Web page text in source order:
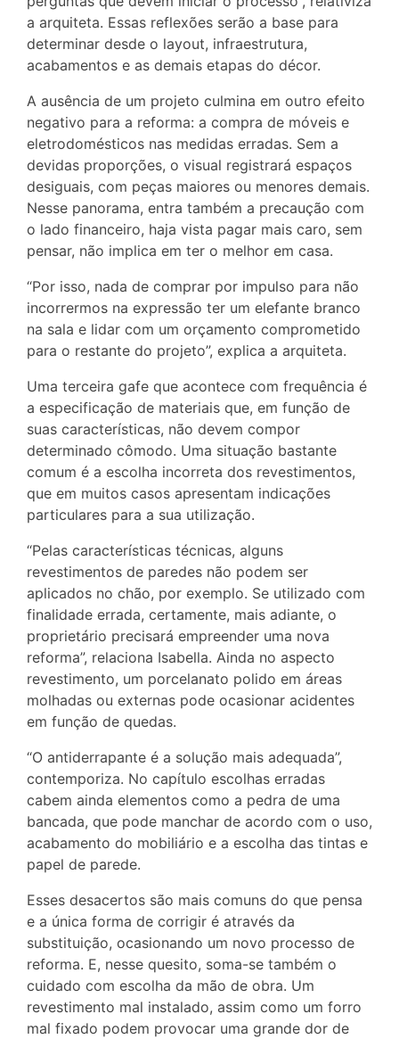
a arquiteta. Essas reflexões serão a base para
determinar desde o layout, infraestrutura,
acabamentos e as demais etapas do décor.
A ausência de um projeto culmina em outro efeito
negativo para a reforma: a compra de móveis e
eletrodomésticos nas medidas erradas. Sem a
devidas proporções, o visual registrará espaços
desiguais, com peças maiores ou menores demais.
Nesse panorama, entra também a precaução com
o lado financeiro, haja vista pagar mais caro, sem
pensar, não implica em ter o melhor em casa.
“Por isso, nada de comprar por impulso para não
incorrermos na expressão ter um elefante branco
na sala e lidar com um orçamento comprometido
para o restante do projeto”, explica a arquiteta.
Uma terceira gafe que acontece com frequência é
a especificação de materiais que, em função de
suas características, não devem compor
determinado cômodo. Uma situação bastante
comum é a escolha incorreta dos revestimentos,
que em muitos casos apresentam indicações
particulares para a sua utilização.
“Pelas características técnicas, alguns
revestimentos de paredes não podem ser
aplicados no chão, por exemplo. Se utilizado com
finalidade errada, certamente, mais adiante, o
proprietário precisará empreender uma nova
reforma”, relaciona Isabella. Ainda no aspecto
revestimento, um porcelanato polido em áreas
molhadas ou externas pode ocasionar acidentes
em função de quedas.
“O antiderrapante é a solução mais adequada”,
contemporiza. No capítulo escolhas erradas
cabem ainda elementos como a pedra de uma
bancada, que pode manchar de acordo com o uso,
acabamento do mobiliário e a escolha das tintas e
papel de parede.
Esses desacertos são mais comuns do que pensa
e a única forma de corrigir é através da
substituição, ocasionando um novo processo de
reforma. E, nesse quesito, soma-se também o
cuidado com escolha da mão de obra. Um
revestimento mal instalado, assim como um forro
mal fixado podem provocar uma grande dor de